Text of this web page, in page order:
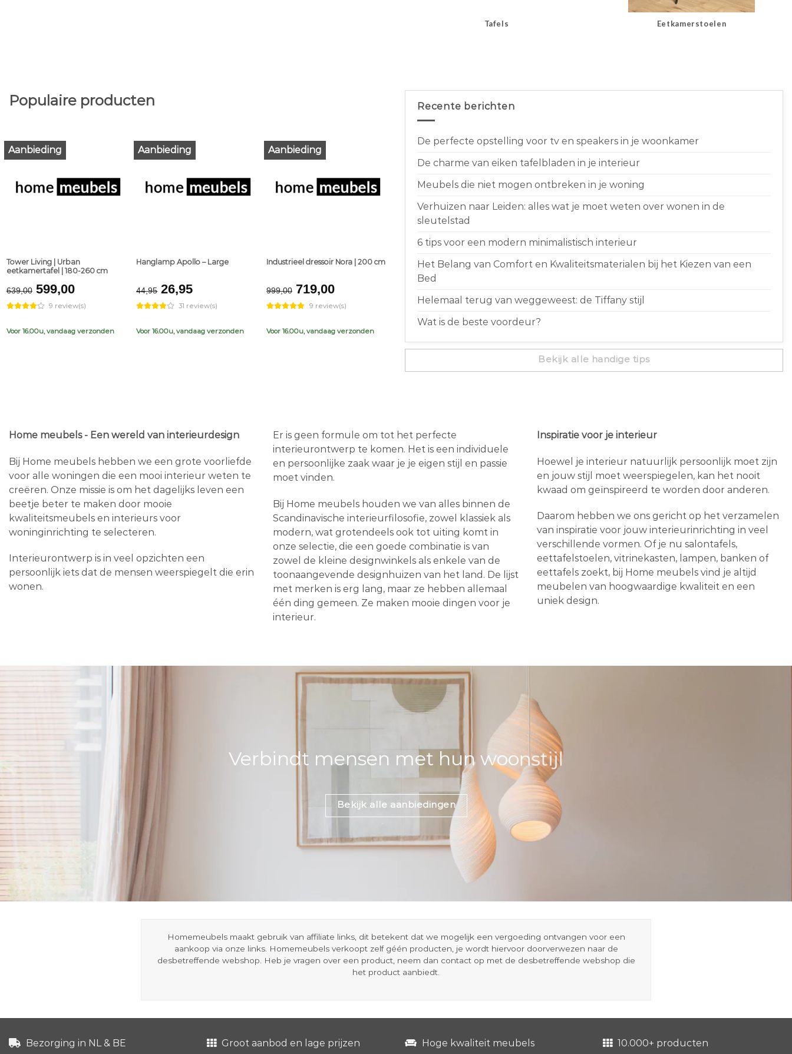
Tafels Eetkamerstoelen
Populaire producten
Aanbieding
Tower Living | Urban
eetkamertafel | 180-260 cm
639,00 Original
price
was:
€639,00.
599,00Current
price
is:
€599,00.
9 review(s)
Voor 16.00u, vandaag verzonden
Aanbieding
Hanglamp Apollo – Large
44,95 Original
price
was:
€44,95.
26,95Current
price
is:
€26,95.
31 review(s)
Voor 16.00u, vandaag verzonden
Aanbieding
Industrieel dressoir Nora | 200 cm
999,00 Original
price
was:
€999,00.
719,00Current
price
is:
€719,00.
9 review(s)
Voor 16.00u, vandaag verzonden
Recente berichten
De perfecte opstelling voor tv en speakers in je woonkamer
De charme van eiken tafelbladen in je interieur
Meubels die niet mogen ontbreken in je woning
Verhuizen naar Leiden: alles wat je moet weten over wonen in de
sleutelstad
6 tips voor een modern minimalistisch interieur
Het Belang van Comfort en Kwaliteitsmaterialen bij het Kiezen van een
Bed
Helemaal terug van weggeweest: de Tiffany stijl
Wat is de beste voordeur?
Bekijk alle handige tips
Home meubels - Een wereld van interieurdesign
Bij Home meubels hebben we een grote voorliefde
voor alle woningen die een mooi interieur weten te
creëren. Onze missie is om het dagelijks leven een
beetje beter te maken door mooie
kwaliteitsmeubels en interieurs voor
woninginrichting te selecteren.
Interieurontwerp is in veel opzichten een
persoonlijk iets dat de mensen weerspiegelt die erin
wonen.
Er is geen formule om tot het perfecte
interieurontwerp te komen. Het is een individuele
en persoonlijke zaak waar je je eigen stijl en passie
moet vinden.
Bij Home meubels houden we van alles binnen de
Scandinavische interieurfilosofie, zowel klassiek als
modern, wat grotendeels ook tot uiting komt in
onze selectie, die een goede combinatie is van
zowel de kleine designwinkels als enkele van de
toonaangevende designhuizen van het land. De lijst
met merken is erg lang, maar ze hebben allemaal
één ding gemeen. Ze maken mooie dingen voor je
interieur.
Inspiratie voor je interieur
Hoewel je interieur natuurlijk persoonlijk moet zijn
en jouw stijl moet weerspiegelen, kan het nooit
kwaad om geïnspireerd te worden door anderen.
Daarom hebben we ons gericht op het verzamelen
van inspiratie voor jouw interieurinrichting in veel
verschillende vormen. Of je nu salontafels,
eettafelstoelen, vitrinekasten, lampen, banken of
eettafels zoekt, bij Home meubels vind je altijd
meubelen van hoogwaardige kwaliteit en een
uniek design.
Verbindt mensen met hun woonstijl
Bekijk alle aanbiedingen
Homemeubels maakt gebruik van affiliate links, dit betekent dat we mogelijk een vergoeding ontvangen voor een
aankoop via onze links. Homemeubels verkoopt zelf géén producten, je wordt hiervoor doorverwezen naar de
desbetreffende webshop. Heb je vragen over een product, neem dan contact op met de desbetreffende webshop die
het product aanbiedt.
Bezorging in NL & BE Groot aanbod en lage prijzen Hoge kwaliteit meubels 10.000+ producten